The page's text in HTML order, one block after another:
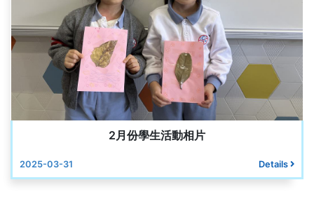
2月份學生活動相片
2025-03-31 Details